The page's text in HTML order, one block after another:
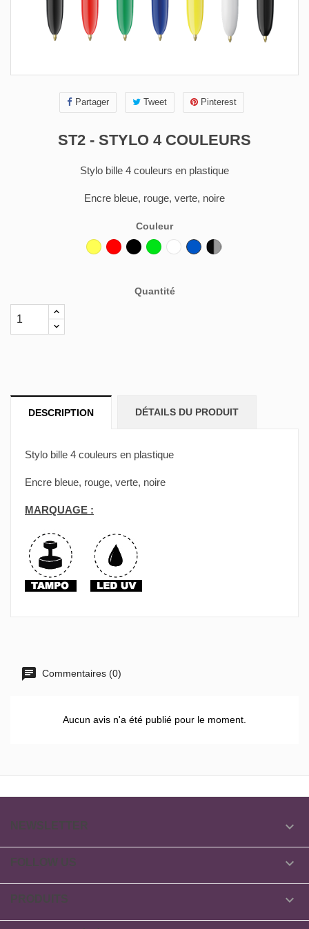
Partager Tweet Pinterest
ST2 - STYLO 4 COULEURS
Stylo bille 4 couleurs en plastique
Encre bleue, rouge, verte, noire
Couleur
JauneRougeNoirVert BlancBleu
foncé
Gris
Quantité
DESCRIPTION DÉTAILS DU PRODUIT
Stylo bille 4 couleurs en plastique
Encre bleue, rouge, verte, noire
MARQUAGE :
Commentaires (0)
Aucun avis n'a été publié pour le moment.


